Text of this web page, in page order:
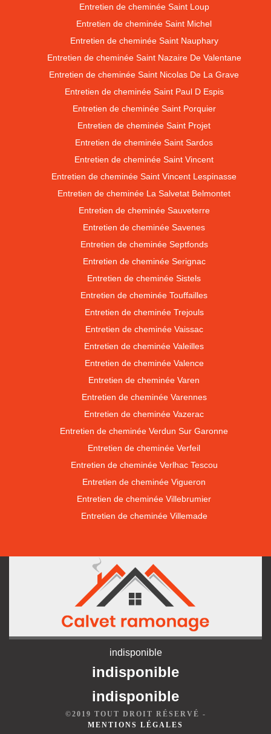
Entretien de cheminée Saint Loup
Entretien de cheminée Saint Michel
Entretien de cheminée Saint Nauphary
Entretien de cheminée Saint Nazaire De Valentane
Entretien de cheminée Saint Nicolas De La Grave
Entretien de cheminée Saint Paul D Espis
Entretien de cheminée Saint Porquier
Entretien de cheminée Saint Projet
Entretien de cheminée Saint Sardos
Entretien de cheminée Saint Vincent
Entretien de cheminée Saint Vincent Lespinasse
Entretien de cheminée La Salvetat Belmontet
Entretien de cheminée Sauveterre
Entretien de cheminée Savenes
Entretien de cheminée Septfonds
Entretien de cheminée Serignac
Entretien de cheminée Sistels
Entretien de cheminée Touffailles
Entretien de cheminée Trejouls
Entretien de cheminée Vaissac
Entretien de cheminée Valeilles
Entretien de cheminée Valence
Entretien de cheminée Varen
Entretien de cheminée Varennes
Entretien de cheminée Vazerac
Entretien de cheminée Verdun Sur Garonne
Entretien de cheminée Verfeil
Entretien de cheminée Verlhac Tescou
Entretien de cheminée Vigueron
Entretien de cheminée Villebrumier
Entretien de cheminée Villemade
indisponible
indisponible
indisponible
©2019 TOUT DROIT RÉSERVÉ -
MENTIONS LÉGALES